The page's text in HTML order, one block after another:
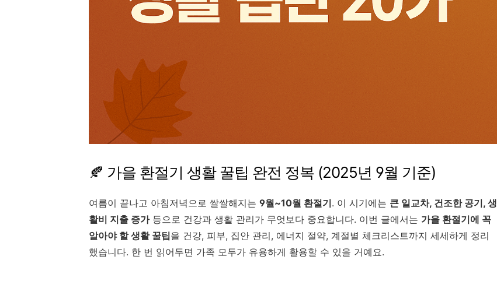
🍂 가을 환절기 생활 꿀팁 완전 정복 (2025년 9월 기준)
여름이 끝나고 아침저녁으로 쌀쌀해지는 9월~10월 환절기. 이 시기에는 큰 일교차, 건조한 공기, 생
활비 지출 증가등으로 건강과 생활 관리가 무엇보다 중요합니다. 이번 글에서는 가을 환절기에 꼭
알아야 할 생활 꿀팁을 건강, 피부, 집안 관리, 에너지 절약, 계절별 체크리스트까지 세세하게 정리
했습니다. 한 번 읽어두면 가족 모두가 유용하게 활용할 수 있을 거예요.